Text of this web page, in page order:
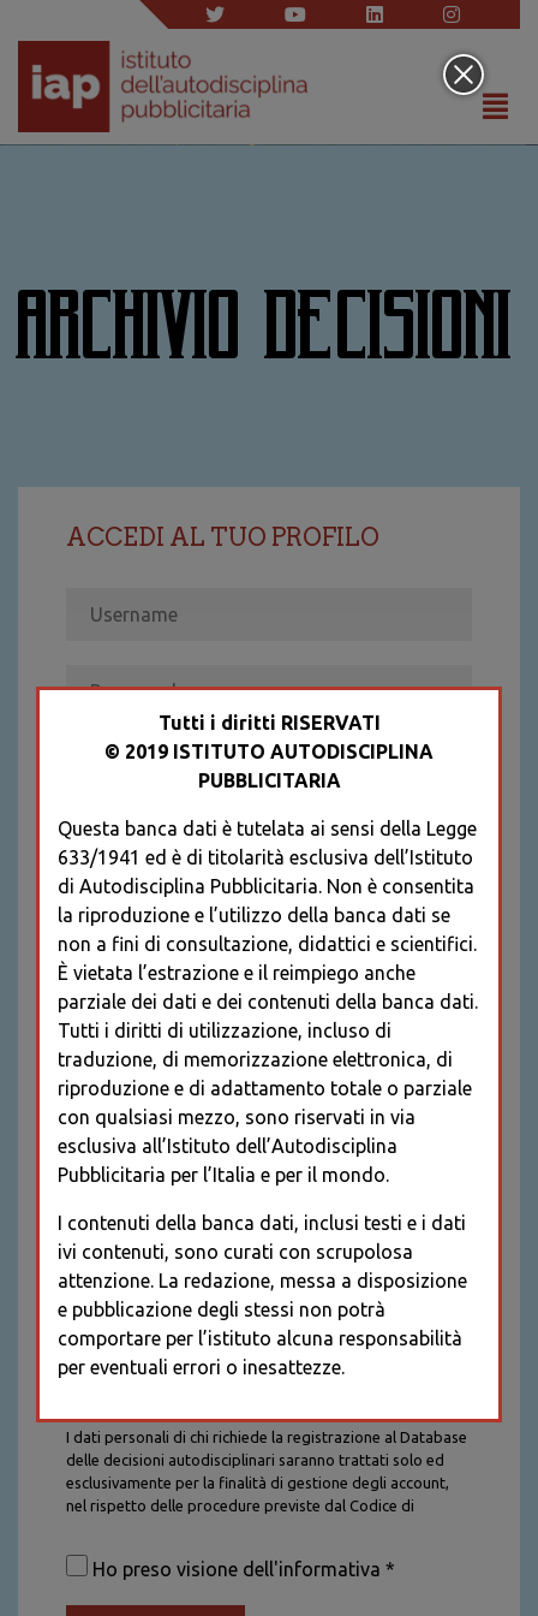
ARCHIVIO DECISIONI
ACCEDI AL TUO PROFILO
Recupera password
REGISTRATI
* I CAMPI CONTRASSEGNATI SONO
OBBLIGATORI
I dati personali di chi richiede la registrazione al Database
delle decisioni autodisciplinari saranno trattati solo ed
esclusivamente per la finalità di gestione degli account,
nel rispetto delle procedure previste dal Codice di
saranno trattati con tutte le cautele richieste dalla legge e
saranno conservati per la durata stabilita caso per caso
Ho preso visione dell'informativa *
Tutti i diritti RISERVATI
© 2019 ISTITUTO AUTODISCIPLINA
PUBBLICITARIA
Questa banca dati è tutelata ai sensi della Legge
633/1941 ed è di titolarità esclusiva dell’Istituto
di Autodisciplina Pubblicitaria. Non è consentita
la riproduzione e l’utilizzo della banca dati se
non a fini di consultazione, didattici e scientifici.
È vietata l’estrazione e il reimpiego anche
parziale dei dati e dei contenuti della banca dati.
Tutti i diritti di utilizzazione, incluso di
traduzione, di memorizzazione elettronica, di
riproduzione e di adattamento totale o parziale
con qualsiasi mezzo, sono riservati in via
esclusiva all’Istituto dell’Autodisciplina
Pubblicitaria per l’Italia e per il mondo.
I contenuti della banca dati, inclusi testi e i dati
ivi contenuti, sono curati con scrupolosa
attenzione. La redazione, messa a disposizione
e pubblicazione degli stessi non potrà
comportare per l’istituto alcuna responsabilità
per eventuali errori o inesattezze.